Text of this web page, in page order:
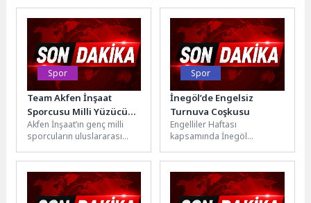
yürüten Enpara, bu anlayışla
geliştirdiği yeni hizmetini duyurdu. Artık Enpara
müşterileri, satın aldıkları
kasko poliçesi
üzerinden yüzde 15...
etkinlikleri, animasyon film
gösterimleri ve müzik
dinletileri ile...
Spor
Team Akfen İnşaat
Sporcusu Milli Yüzücü
Meriç Uygun’dan
Uluslararası Başarı
Akfen İnşaat’ın genç milli
sporcuların uluslararası
sunmak amacıyla hayata
geçirdiği “Team Akfen
İnşaat” projesinde...
Spor
İnegöl’de Engelsiz
Turnuva Coşkusu
Engelliler Haftası
kapsamında İnegöl
Müdürlüğü iş birliğinde
düzenlenen 4. Engelsiz...